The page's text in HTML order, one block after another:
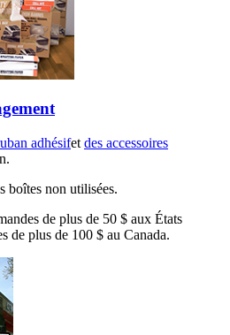
adhésifet des accessoires
boîtes non utilisées.
de plus de 50 $ aux États
de plus de 100 $ au Canada.